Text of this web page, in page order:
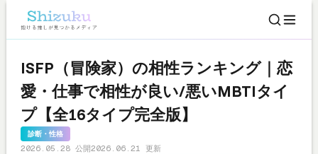
ISFP（冒険家）の相性ランキング｜恋
愛・仕事で相性が良い/悪いMBTIタイ
プ【全16タイプ完全版】
診断・性格
2026.05.28 公開2026.06.21 更新